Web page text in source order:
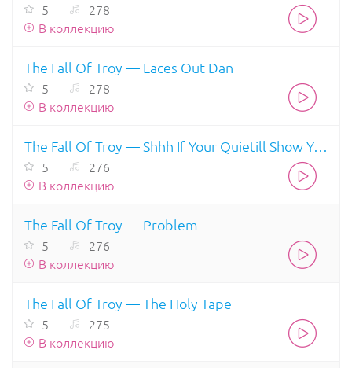
The Fall Of Troy — Laces Out Dan
5
278
В коллекцию
5
278
В коллекцию
The Fall Of Troy — Problem
5
276
В коллекцию
The Fall Of Troy — Shhh If Your Quietill Show You A Dinosaur
5
276
В коллекцию
The Fall Of Troy — The Holy Tape
5
275
В коллекцию